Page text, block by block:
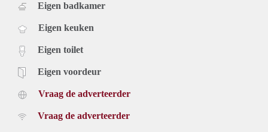
Eigen badkamer
Eigen keuken
Eigen toilet
Eigen voordeur
Vraag de adverteerder
Vraag de adverteerder